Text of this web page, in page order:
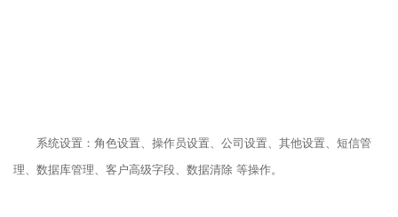
系统设置：角色设置、操作员设置、公司设置、其他设置、短信管
理、数据库管理、客户高级字段、数据清除 等操作。